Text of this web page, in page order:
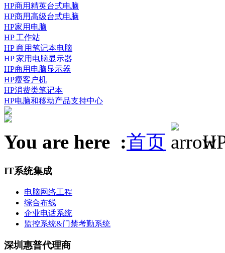
HP商用精英台式电脑
HP商用高级台式电脑
HP家用电脑
HP 工作站
HP 商用笔记本电脑
HP 家用电脑显示器
HP商用电脑显示器
HP瘦客户机
HP消费类笔记本
HP电脑和移动产品支持中心
You are here :首页
IT系统集成
电脑网络工程
综合布线
企业电话系统
监控系统&门禁考勤系统
深圳惠普代理商